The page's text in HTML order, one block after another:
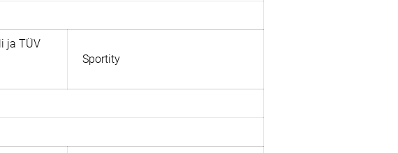
ja TÜV
Sportity